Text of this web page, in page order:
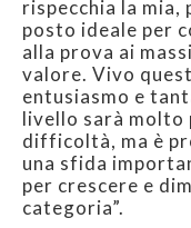
rispecchia la mia,
posto ideale per
alla prova ai
valore. Vivo
entusiasmo e
livello sarà molto
difficoltà, ma è
una sfida
per crescere e
categoria”.